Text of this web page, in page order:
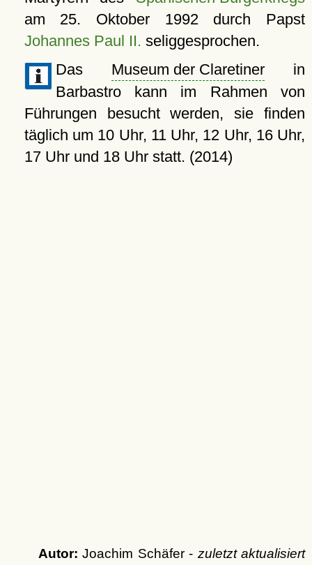
am 25. Oktober 1992durch Papst
Johannes Paul II. seliggesprochen.
Das Museum der Claretinerin
Barbastro kann im Rahmen von
Führungen besucht werden, sie finden
täglich um 10 Uhr, 11 Uhr, 12 Uhr, 16 Uhr,
17 Uhr und 18 Uhr statt. (2014)
Autor: Joachim Schäfer - zuletzt aktualisiert